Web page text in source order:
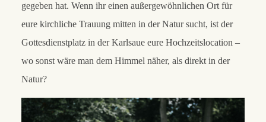
gegeben hat. Wenn ihr einen außergewöhnlichen Ort für
eure kirchliche Trauung mitten in der Natur sucht, ist der
Gottesdienstplatz in der Karlsaue eure Hochzeitslocation –
wo sonst wäre man dem Himmel näher, als direkt in der
Natur?